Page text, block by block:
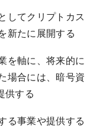
してクリプトカス
新たに展開する
を軸に、将来的に
場合には、暗号資
供する
る事業や提供する